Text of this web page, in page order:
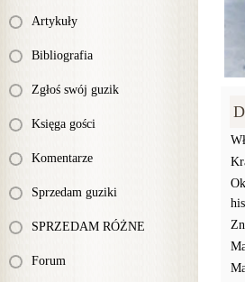
Artykuły
Bibliografia
Zgłoś swój guzik
Księga gości
Komentarze
Sprzedam guziki
SPRZEDAM RÓŻNE
Forum